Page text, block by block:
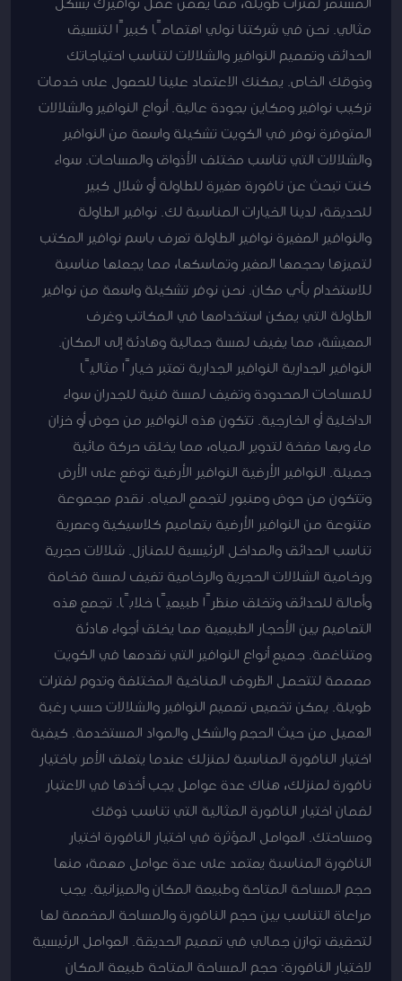
مثالي. نحن في شركتنا نولي اهتمامًا كبيرًا لتنسيق
الحدائق وتصميم النوافير والشلالات لتناسب احتياجاتك
وذوقك الخاص. يمكنك الاعتماد علينا للحصول على خدمات
تركيب نوافير ومكاين بجودة عالية. أنواع النوافير والشلالات
المتوفرة نوفر في الكويت تشكيلة واسعة من النوافير
والشلالات التي تناسب مختلف الأذواق والمساحات. سواء
كنت تبحث عن نافورة صغيرة للطاولة أو شلال كبير
للحديقة، لدينا الخيارات المناسبة لك. نوافير الطاولة
والنوافير الصغيرة نوافير الطاولة تعرف باسم نوافير المكتب
لتميزها بحجمها الصغير وتماسكها، مما يجعلها مناسبة
للاستخدام بأي مكان. نحن نوفر تشكيلة واسعة من نوافير
الطاولة التي يمكن استخدامها في المكاتب وغرف
المعيشة، مما يضيف لمسة جمالية وهادئة إلى المكان.
النوافير الجدارية النوافير الجدارية تعتبر خيارًا مثاليًا
للمساحات المحدودة وتضيف لمسة فنية للجدران سواء
الداخلية أو الخارجية. تتكون هذه النوافير من حوض أو خزان
ماء وبها مضخة لتدوير المياه، مما يخلق حركة مائية
جميلة. النوافير الأرضية النوافير الأرضية توضع على الأرض
وتتكون من حوض وصنبور لتجمع المياه. نقدم مجموعة
متنوعة من النوافير الأرضية بتصاميم كلاسيكية وعصرية
تناسب الحدائق والمداخل الرئيسية للمنازل. شلالات حجرية
ورخامية الشلالات الحجرية والرخامية تضيف لمسة فخامة
وأصالة للحدائق وتخلق منظرًا طبيعيًا خلابًا. تجمع هذه
التصاميم بين الأحجار الطبيعية مما يخلق أجواء هادئة
ومتناغمة. جميع أنواع النوافير التي نقدمها في الكويت
مصممة لتتحمل الظروف المناخية المختلفة وتدوم لفترات
طويلة. يمكن تخصيص تصميم النوافير والشلالات حسب رغبة
العميل من حيث الحجم والشكل والمواد المستخدمة. كيفية
اختيار النافورة المناسبة لمنزلك عندما يتعلق الأمر باختيار
نافورة لمنزلك، هناك عدة عوامل يجب أخذها في الاعتبار
لضمان اختيار النافورة المثالية التي تناسب ذوقك
ومساحتك. العوامل المؤثرة في اختيار النافورة اختيار
النافورة المناسبة يعتمد على عدة عوامل مهمة، منها
حجم المساحة المتاحة وطبيعة المكان والميزانية. يجب
مراعاة التناسب بين حجم النافورة والمساحة المخصصة لها
لتحقيق توازن جمالي في تصميم الحديقة. العوامل الرئيسية
لاختيار النافورة: حجم المساحة المتاحة طبيعة المكان